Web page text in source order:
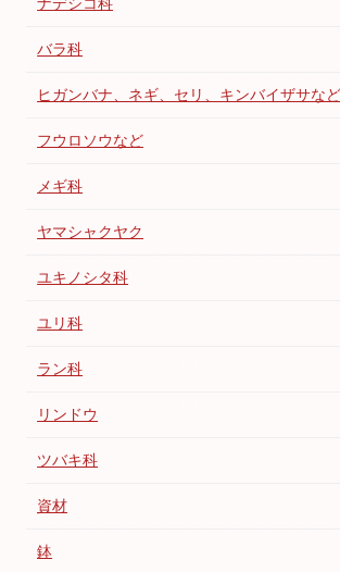
バラ科
ヒガンバナ、ネギ、セリ、キンバイザサなど
フウロソウなど
メギ科
ヤマシャクヤク
ユキノシタ科
ユリ科
ラン科
リンドウ
ツバキ科
資材
鉢